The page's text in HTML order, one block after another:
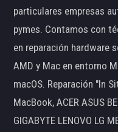
particulares empresas
pymes. Contamos con
en reparación hardware
AMD y Mac en entorno
macOS. Reparación "In
MacBook, ACER ASUS
GIGABYTE LENOVO LG